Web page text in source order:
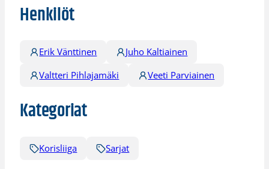
Henkilöt
Erik Vänttinen
Juho Kaltiainen
Valtteri Pihlajamäki
Veeti Parviainen
Kategoriat
Korisliiga Sarjat